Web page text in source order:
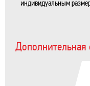
индивидуальным